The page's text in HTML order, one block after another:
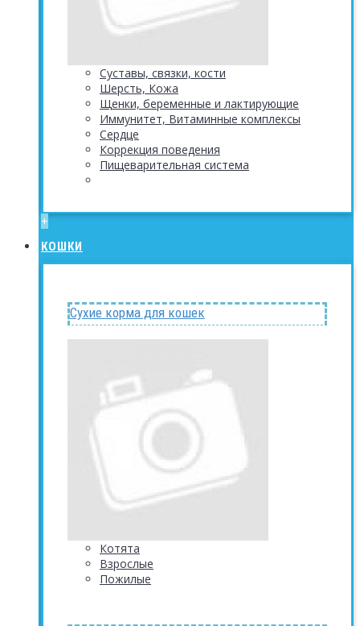
Суставы, связки, кости
Шерсть, Кожа
Щенки, беременные и лактирующие
Иммунитет, Витаминные комплексы
Сердце
Коррекция поведения
Пищеварительная система
+
КОШКИ
Сухие корма для кошек
Котята
Взрослые
Пожилые